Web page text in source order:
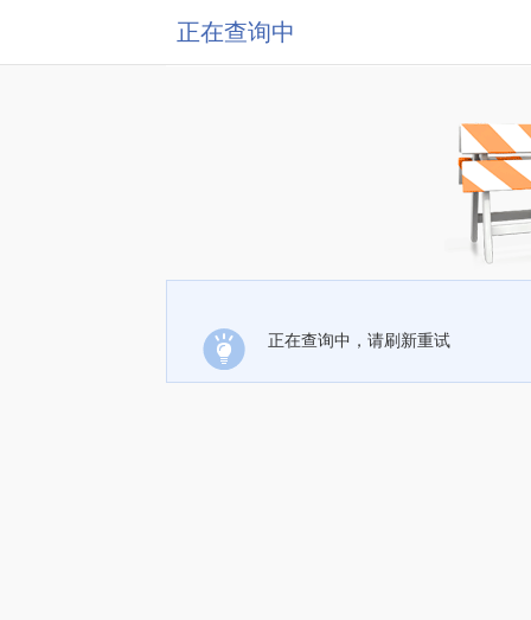
正在查询中
正在查询中，请刷新重试